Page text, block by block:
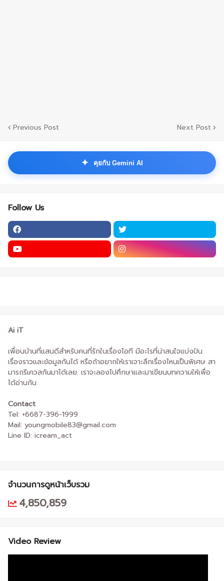
Previous Post Next Post
✦ คุยกับ Gemini AI
Follow Us
Ai iT
เพื่อนบ้านที่แสนดีสำหรับคนที่รักในเรื่องไอที มีอะไรที่น่าสนใจแบ่งปัน
เรื่องราวและข้อมูลกันได้ หรือถ้าอยากให้เราเจาะลึกเรื่องไหนเป็นพิเศษ สา
มารถรีเควสกันมาได้เลย. เราจะลองไปศึกษาและมาเขียนบทความให้เพื่อ
ได้อ่านกัน
Contact
Tel: +6687-396-1999
Mail: youngmobile83@gmail.com
Line ID: icream_act
จำนวนการดูหน้าเว็บรวม
4,850,859
Video Review